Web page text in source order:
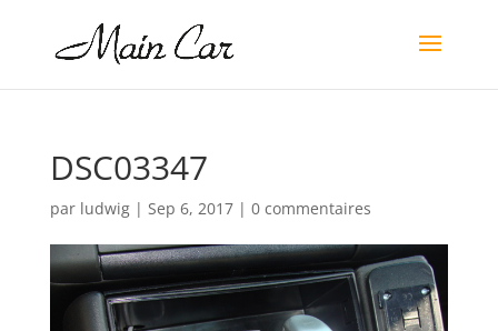
DSC03347
par ludwig| Sep 6, 2017| 0 commentaires